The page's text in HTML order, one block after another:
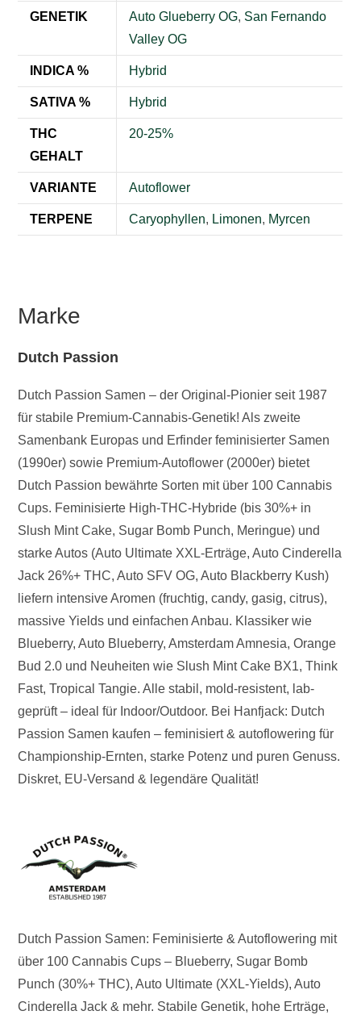
GENETIK Auto Glueberry OG, San Fernando
Valley OG
INDICA % Hybrid
SATIVA % Hybrid
THC
GEHALT
20-25%
VARIANTE Autoflower
TERPENE Caryophyllen, Limonen, Myrcen
Marke
Dutch Passion
Dutch Passion Samen – der Original-Pionier seit 1987
für stabile Premium-Cannabis-Genetik! Als zweite
Samenbank Europas und Erfinder feminisierter Samen
(1990er) sowie Premium-Autoflower (2000er) bietet
Dutch Passion bewährte Sorten mit über 100 Cannabis
Cups. Feminisierte High-THC-Hybride (bis 30%+ in
Slush Mint Cake, Sugar Bomb Punch, Meringue) und
starke Autos (Auto Ultimate XXL-Erträge, Auto Cinderella
Jack 26%+ THC, Auto SFV OG, Auto Blackberry Kush)
liefern intensive Aromen (fruchtig, candy, gasig, citrus),
massive Yields und einfachen Anbau. Klassiker wie
Blueberry, Auto Blueberry, Amsterdam Amnesia, Orange
Bud 2.0 und Neuheiten wie Slush Mint Cake BX1, Think
Fast, Tropical Tangie. Alle stabil, mold-resistent, lab-
geprüft – ideal für Indoor/Outdoor. Bei Hanfjack: Dutch
Passion Samen kaufen – feminisiert & autoflowering für
Championship-Ernten, starke Potenz und puren Genuss.
Diskret, EU-Versand & legendäre Qualität!
Dutch Passion Samen: Feminisierte & Autoflowering mit
über 100 Cannabis Cups – Blueberry, Sugar Bomb
Punch (30%+ THC), Auto Ultimate (XXL-Yields), Auto
Cinderella Jack & mehr. Stabile Genetik, hohe Erträge,